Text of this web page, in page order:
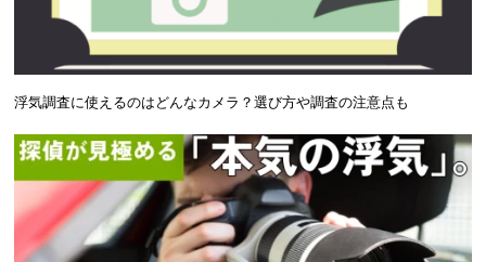
浮気調査に使えるのはどんなカメラ？選び方や調査の注意点も